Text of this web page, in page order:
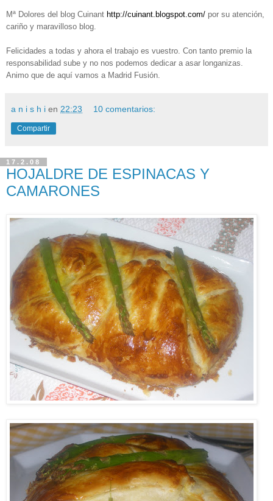
Mª Dolores del blog Cuinant http://cuinant.blogspot.com/ por su atención,
cariño y maravilloso blog.
Felicidades a todas y ahora el trabajo es vuestro. Con tanto premio la
responsabilidad sube y no nos podemos dedicar a asar longanizas.
Animo que de aquí vamos a Madrid Fusión.
a n i s h i en 22:23 10 comentarios:
Compartir
17.2.08
HOJALDRE DE ESPINACAS Y
CAMARONES